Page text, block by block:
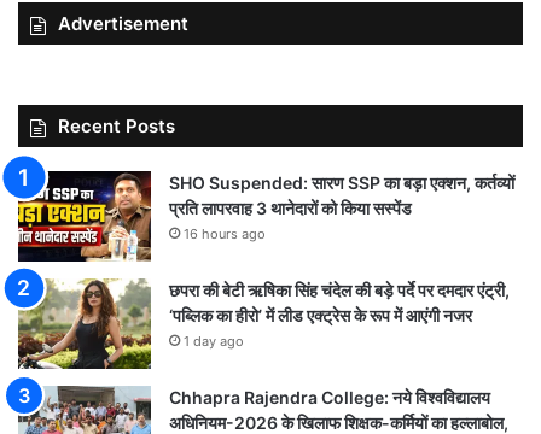
Advertisement
Recent Posts
SHO Suspended: सारण SSP का बड़ा एक्शन, कर्तव्यों
प्रति लापरवाह 3 थानेदारों को किया सस्पेंड
16 hours ago
छपरा की बेटी ऋषिका सिंह चंदेल की बड़े पर्दे पर दमदार एंट्री,
‘पब्लिक का हीरो’ में लीड एक्ट्रेस के रूप में आएंगी नजर
1 day ago
Chhapra Rajendra College: नये विश्वविद्यालय
अधिनियम-2026 के खिलाफ शिक्षक-कर्मियों का हल्लाबोल,